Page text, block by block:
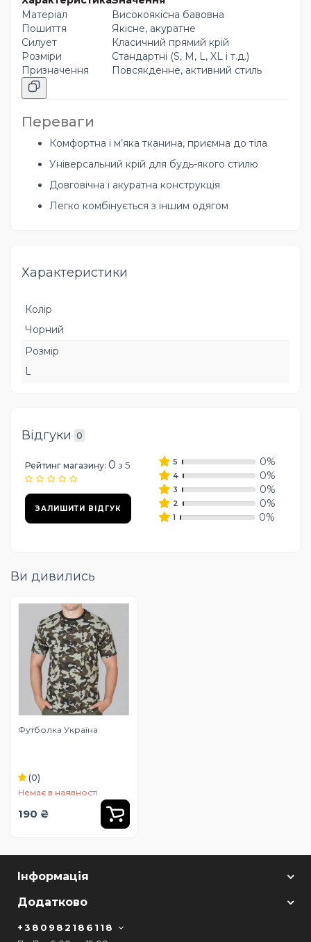
Матеріал
Високоякісна бавовна
Пошиття
Якісне, акуратне
Силует
Класичний прямий крій
Розміри
Стандартні (S, M, L, XL і т.д.)
Призначення
Повсякденне, активний стиль
Переваги
Комфортна і м’яка тканина, приємна до тіла
Універсальний крій для будь-якого стилю
Довговічна і акуратна конструкція
Легко комбінується з іншим одягом
Характеристики
Колір
Чорний
Розмір
L
Відгуки 0
Рейтинг магазину: 0 з 5
ЗАЛИШИТИ ВІДГУК
5 0%
4 0%
3 0%
2 0%
1 0%
Ви дивились
Футболка Україна
(0)
Немає в наявності
190 ₴
Інформація
Додатково
+380982186118